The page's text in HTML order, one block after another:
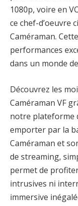
1080p, voire en
ce chef-d’oeuvre
Caméraman.
performances
dans un monde
Découvrez les
Caméraman VF
notre plateforme
emporter par la
Caméraman et
de streaming,
permet de
intrusives ni
immersive